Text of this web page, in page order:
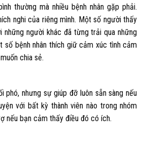
thường mà nhiều bệnh nhân gặp phải.
nghi của riêng mình. Một số người thấy
những người khác đã từng trải qua những
bệnh nhân thích giữ cảm xúc tình cảm
chia sẻ.
phó, nhưng sự giúp đỡ luôn sẵn sàng nếu
với bất kỳ thành viên nào trong nhóm
nếu bạn cảm thấy điều đó có ích.